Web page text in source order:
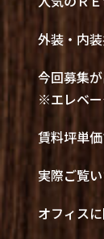
外装・内
今回募集
※エレベ
賃料坪単
実際ご覧
オフィス